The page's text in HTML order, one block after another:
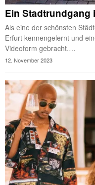
Ein Stadtrundgang
Als eine der schönsten
Erfurt kennengelernt und
Videoform gebracht.…
12. November 2023